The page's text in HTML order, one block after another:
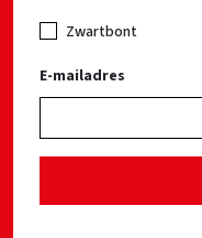
Zwartbont
E-mailadres